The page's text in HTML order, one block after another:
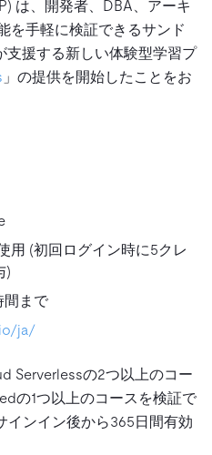
は、開発者、DBA、アーキ
を手軽に検証できるサンド
支援する新しい体験型学習プ
」の提供を開始したことをお
用 (初回ログイン時に5クレ
)
間まで
ja/
Serverlessの2つ以上のコー
の1つ以上のコースを検証で
インイン後から365日間有効